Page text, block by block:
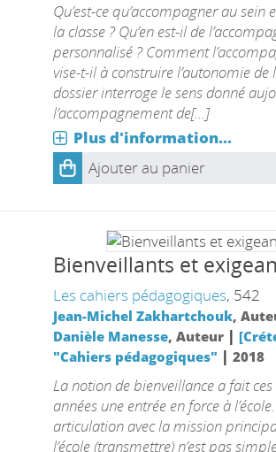
Qu’est-ce qu’accompagner au sein
la classe ? Qu’en est-il de
personnalisé ? Comment
vise-t-il à construire l’autonomie de
dossier interroge le sens donné
l’accompagnement de[...]
Plus d'information...
Ajouter au panier
Bienveillants et
Les cahiers pédagogiques, 542
Jean-Michel Zakhartchouk,
Danièle Manesse, Auteur |
"Cahiers pédagogiques" | 2018
La notion de bienveillance a fait
années une entrée en force à
articulation avec la mission
l’école (transmettre) n’est pas